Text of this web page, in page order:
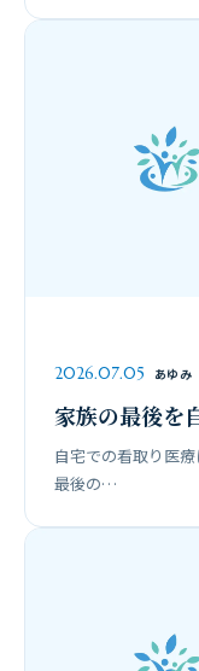
2026.07.05 あゆみ
家族の最後を
自宅での看取り医
最後の…